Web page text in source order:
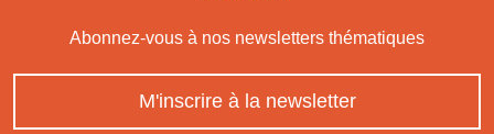
Abonnez-vous à nos newsletters thématiques
M'inscrire à la newsletter